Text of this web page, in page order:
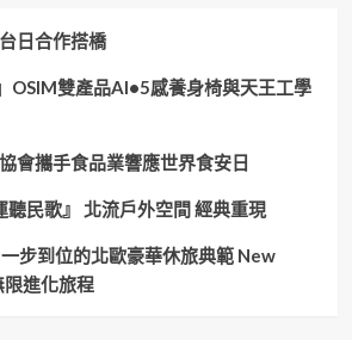
日合作搭橋
OSIM雙產品AI•5感養身椅與天王工學
會攜手食品業響應世界食安日
民歌』 北流戶外空間 經典重現
步到位的北歐豪華休旅典範 New
進化旅程